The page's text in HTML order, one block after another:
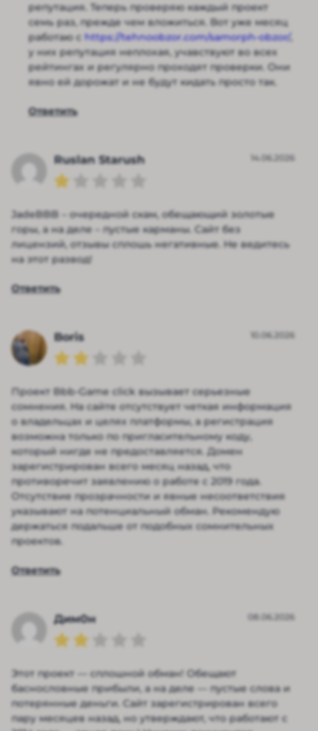
репутация. Теперь проверяю каждый проект
семь раз, прежде чем вложиться. Вот уже месяц
работаю с https://tehnoobzor.com/samorph-obzor/
у них репутация неплохая, учавствуют во всех
рейтингах и регулярно проходят проверки. Они
явно ей дорожат и не будут кидать просто так.
Ответить
Ruslan Starush 14.06.2026
JadeBBB – очередной скам, обещающий золотые
горы, а на деле – пустые карманы. Сайт без
лицензий, отзывы сплошь негативные. Не ведитесь
на этот развод!
Ответить
Boris 10.06.2026
Проект Bbb-Game click вызывает серьезные
сомнения. На сайте отсутствует четкая информация
о владельцах и целях платформы, а регистрация
возможна только по пригласительному коду,
который нигде не предоставляется. Домен
зарегистрирован всего месяц назад, что
противоречит заявлению о работе с 2019 года.
Отсутствие прозрачности и явные несоответствия
указывают на потенциальный обман. Рекомендую
держаться подальше от подобных сомнительных
проектов.
Ответить
Дим0н 08.06.2026
Этот проект — сплошной обман! Обещают
баснословные прибыли, а на деле — пустые слова и
потерянные деньги. Сайт зарегистрирован всего
пару месяцев назад, но утверждают, что работают с